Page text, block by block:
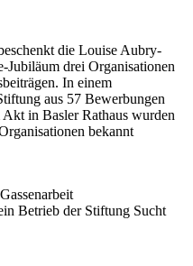
die Louise Aubry-
Jubiläum drei Organisationen
In einem
aus 57 Bewerbungen
in Basler Rathaus wurden
bekannt
Betrieb der Stiftung Sucht